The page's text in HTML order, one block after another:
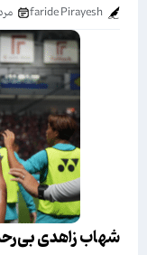
faride Pirayesh مرداد ۲۰, ۱۴۰۳
شهاب زاهدی